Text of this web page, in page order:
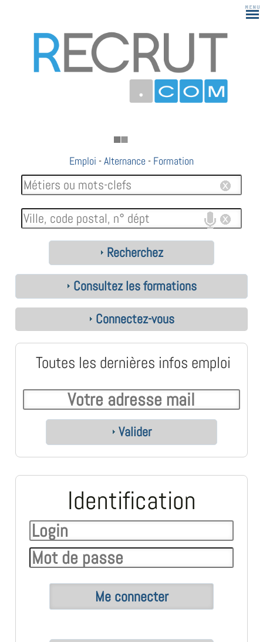
Emploi -Alternance - Formation
Recherchez
Consultez les formations
Connectez-vous
Toutes les dernières infos emploi
Valider
Identification